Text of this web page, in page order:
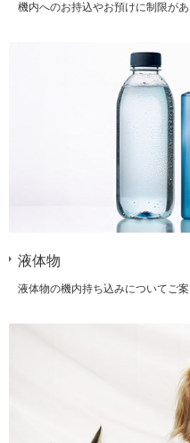
機内へのお持込やお預けに制限が
液体物
液体物の機内持ち込みについてご案